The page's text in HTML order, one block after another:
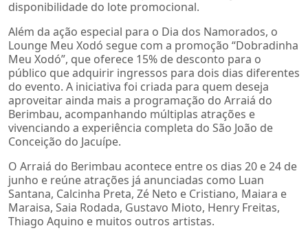
disponibilidade do lote promocional.
Além da ação especial para o Dia dos Namorados, o
Lounge Meu Xodó segue com a promoção “Dobradinha
Meu Xodó”, que oferece 15% de desconto para o
público que adquirir ingressos para dois dias diferentes
do evento. A iniciativa foi criada para quem deseja
aproveitar ainda mais a programação do Arraiá do
Berimbau, acompanhando múltiplas atrações e
vivenciando a experiência completa do São João de
Conceição do Jacuípe.
O Arraiá do Berimbau acontece entre os dias 20 e 24 de
junho e reúne atrações já anunciadas como Luan
Santana, Calcinha Preta, Zé Neto e Cristiano, Maiara e
Maraisa, Saia Rodada, Gustavo Mioto, Henry Freitas,
Thiago Aquino e muitos outros artistas.